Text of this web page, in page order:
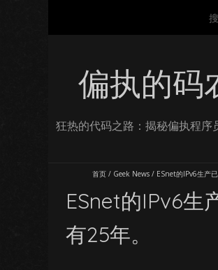
偏执的码
狂热的代码之路：揭秘偏执程序
首页 / Geek News / ESnet的IPv6生产已
ESnet的IPv6生
有25年。